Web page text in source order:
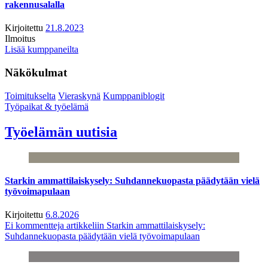
rakennusalalla
Kirjoitettu 21.8.2023
Ilmoitus
Lisää kumppaneilta
Näkökulmat
Toimitukselta Vieraskynä Kumppaniblogit
Työpaikat & työelämä
Työelämän uutisia
Starkin ammattilaiskysely: Suhdannekuopasta päädytään vielä
työvoimapulaan
Kirjoitettu 6.8.2026
Ei kommentteja artikkeliin Starkin ammattilaiskysely:
Suhdannekuopasta päädytään vielä työvoimapulaan